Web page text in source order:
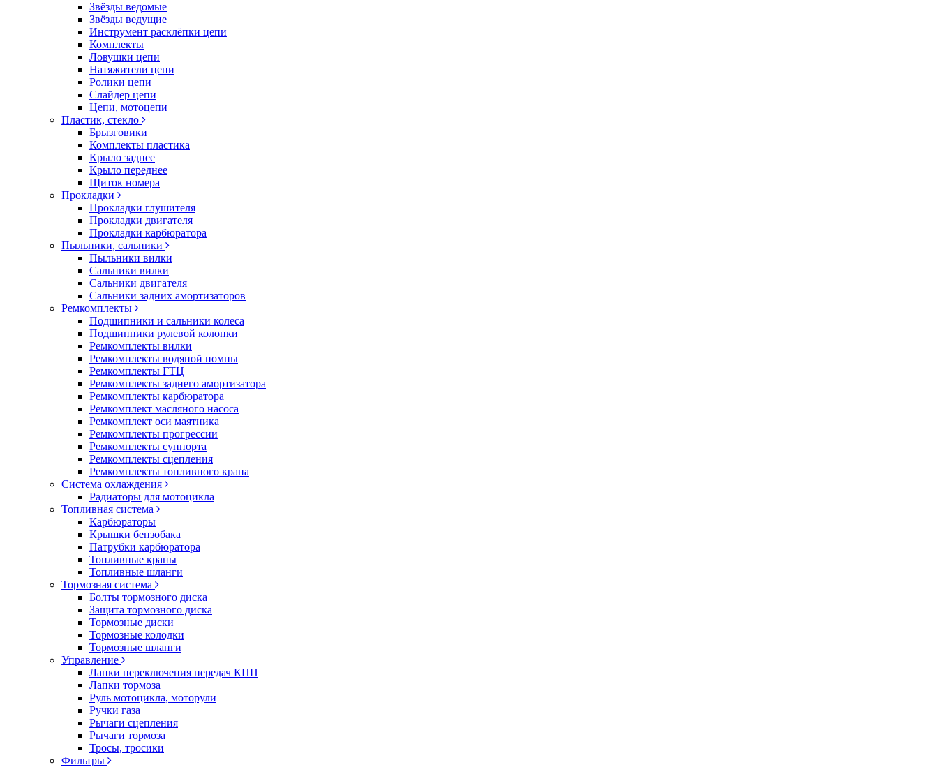
Звёзды ведомые
Звёзды ведущие
Инструмент расклёпки цепи
Комплекты
Ловушки цепи
Натяжители цепи
Ролики цепи
Слайдер цепи
Цепи, мотоцепи
Пластик, стекло
Брызговики
Комплекты пластика
Крыло заднее
Крыло переднее
Щиток номера
Прокладки
Прокладки глушителя
Прокладки двигателя
Прокладки карбюратора
Пыльники, сальники
Пыльники вилки
Сальники вилки
Сальники двигателя
Сальники задних амортизаторов
Ремкомплекты
Подшипники и сальники колеса
Подшипники рулевой колонки
Ремкомплекты вилки
Ремкомплекты водяной помпы
Ремкомплекты ГТЦ
Ремкомплекты заднего амортизатора
Ремкомплекты карбюратора
Ремкомплект масляного насоса
Ремкомплект оси маятника
Ремкомплекты прогрессии
Ремкомплекты суппорта
Ремкомплекты сцепления
Ремкомплекты топливного крана
Система охлаждения
Радиаторы для мотоцикла
Топливная система
Карбюраторы
Крышки бензобака
Патрубки карбюратора
Топливные краны
Топливные шланги
Тормозная система
Болты тормозного диска
Защита тормозного диска
Тормозные диски
Тормозные колодки
Тормозные шланги
Управление
Лапки переключения передач КПП
Лапки тормоза
Руль мотоцикла, моторули
Ручки газа
Рычаги сцепления
Рычаги тормоза
Тросы, тросики
Фильтры